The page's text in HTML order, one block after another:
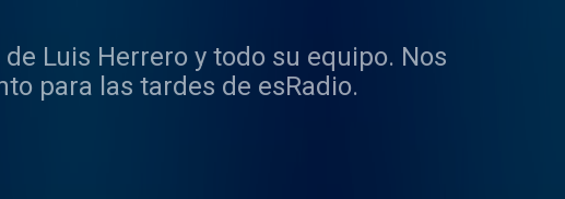
Luis Herrero y todo su equipo. Nos
para las tardes de esRadio.